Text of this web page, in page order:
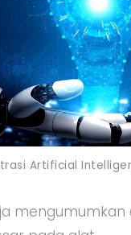
Artificial
mengumumkan